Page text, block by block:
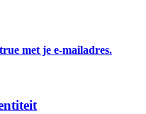
handelsinformatie, enz.
met je e-mailadres.